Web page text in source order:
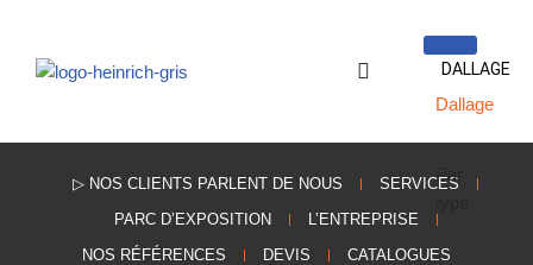
Aller
DALLAGE
Dallage
Par
▷ NOS CLIENTS PARLENT DE NOUS
SERVICES
PARC D’EXPOSITION
L’ENTREPRISE
NOS RÉFÉRENCES
DEVIS CATALOGUES